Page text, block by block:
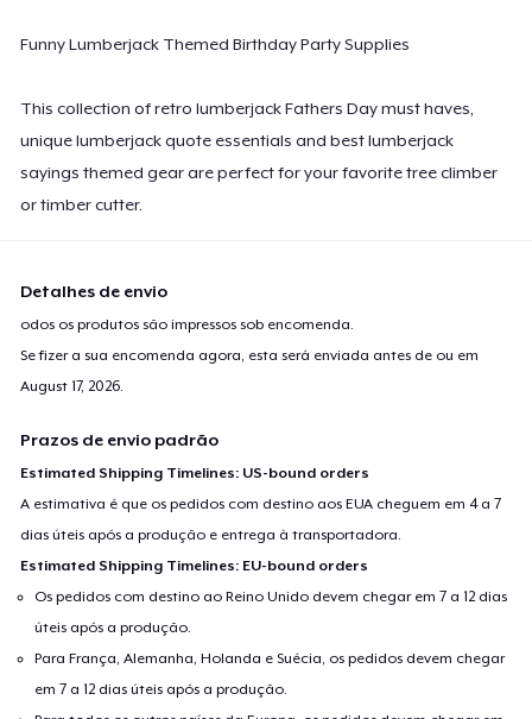
Funny Lumberjack Themed Birthday Party Supplies
This collection of retro lumberjack Fathers Day must haves,
unique lumberjack quote essentials and best lumberjack
sayings themed gear are perfect for your favorite tree climber
or timber cutter.
Detalhes de envio
odos os produtos são impressos sob encomenda.
Se fizer a sua encomenda agora, esta será enviada antes de ou em
August 17, 2026.
Prazos de envio padrão
Estimated Shipping Timelines: US-bound orders
A estimativa é que os pedidos com destino aos EUA cheguem em 4 a 7
dias úteis após a produção e entrega à transportadora.
Estimated Shipping Timelines: EU-bound orders
Os pedidos com destino ao Reino Unido devem chegar em 7 a 12 dias
úteis após a produção.
Para França, Alemanha, Holanda e Suécia, os pedidos devem chegar
em 7 a 12 dias úteis após a produção.
US$ 24,99